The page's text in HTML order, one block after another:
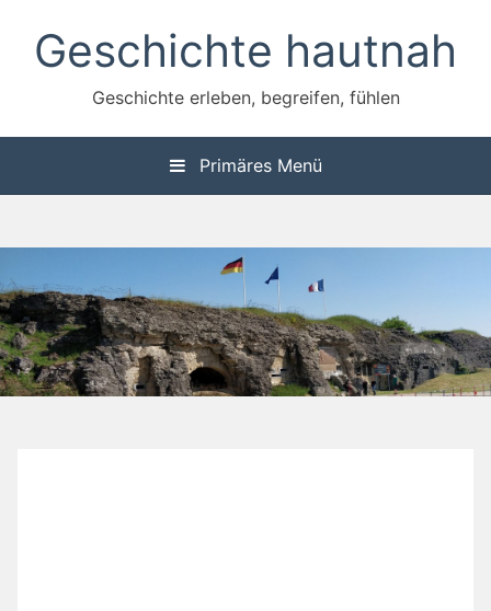
Inhalt
springenGeschichte hautnah
Geschichte erleben, begreifen, fühlen
Primäres Menü